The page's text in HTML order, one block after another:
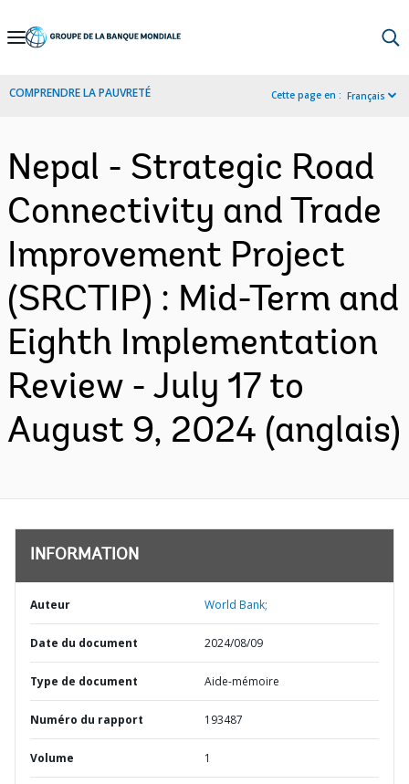
Skip
Navigation
COMPRENDRE LA PAUVRETÉ Cette page en : Français
Nepal - Strategic Road
Connectivity and Trade
Improvement Project
(SRCTIP) : Mid-Term and
Eighth Implementation
Review - July 17 to
August 9, 2024 (anglais)
INFORMATION
Auteur World Bank;
Date du document 2024/08/09
Type de document Aide-mémoire
Numéro du rapport 193487
Volume 1